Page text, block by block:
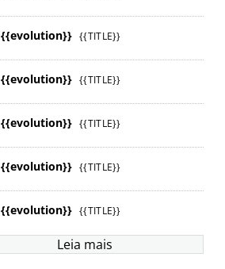
{{evolution}} {{TITLE}}
{{evolution}} {{TITLE}}
{{evolution}} {{TITLE}}
{{evolution}} {{TITLE}}
{{evolution}} {{TITLE}}
Leia mais